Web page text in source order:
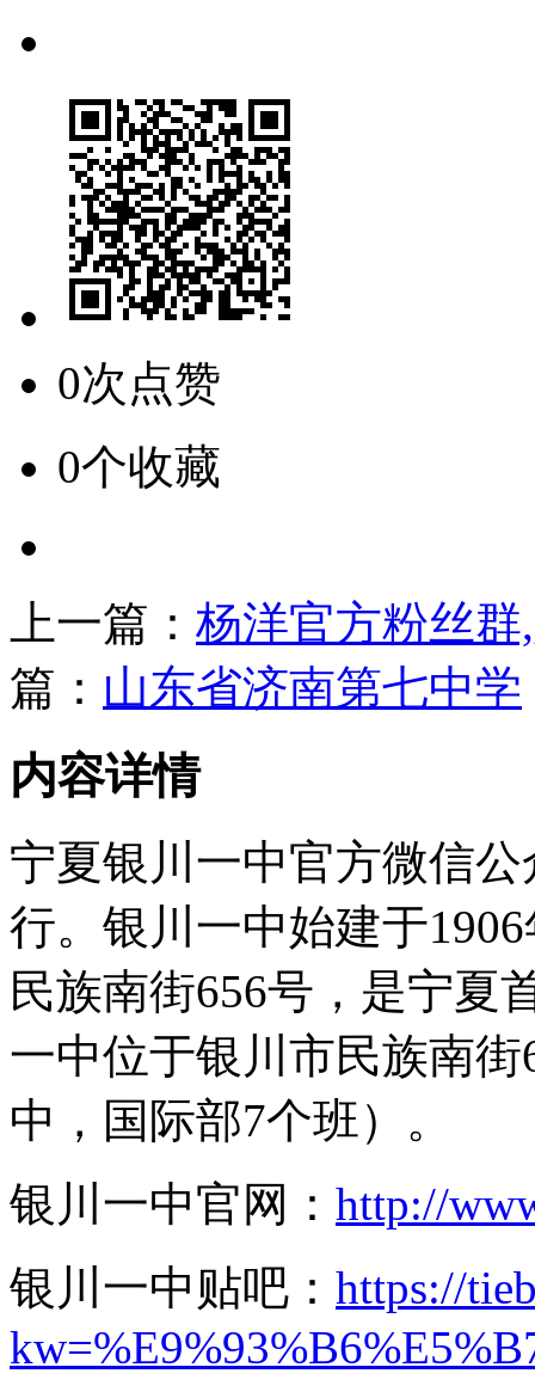
0次点赞
0个收藏
上一篇： 杨洋官方粉丝
篇： 山东省济南第七中学
内容详情
宁夏银川一中官方微信
行。银川一中始建于
民族南街656号，是宁夏
一中位于银川市民族南
中，国际部7个班）。
银川一中官网： http://
银川一中贴吧： https://